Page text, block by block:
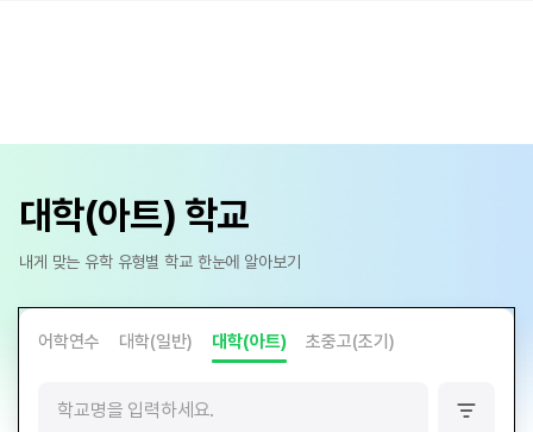
대학(아트) 학교
내게 맞는 유학 유형별 학교 한눈에 알아보기
어학연수 대학(일반) 대학(아트) 초중고(조기)
필